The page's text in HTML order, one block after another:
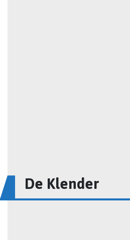
De Klender